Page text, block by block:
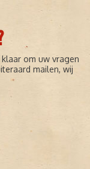
om uw vragen
mailen, wij